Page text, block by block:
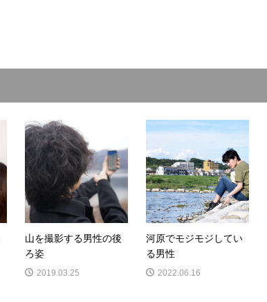
山を撮影する男性の後
ろ姿
2019.03.25
河原でモジモジしてい
る男性
2022.06.16